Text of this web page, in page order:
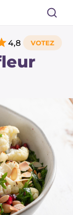
4,8